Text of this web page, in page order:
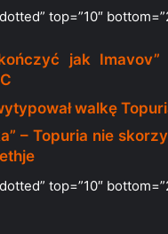
top=”10″
jak
walkę
– Topuria nie
top=”10″